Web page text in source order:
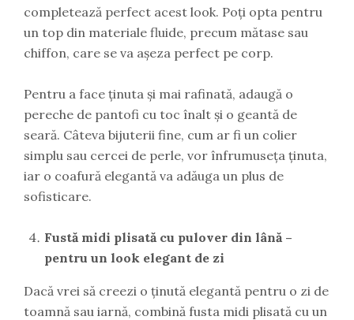
completează perfect acest look. Poți opta pentru
un top din materiale fluide, precum mătase sau
chiffon, care se va așeza perfect pe corp.
Pentru a face ținuta și mai rafinată, adaugă o
pereche de pantofi cu toc înalt și o geantă de
seară. Câteva bijuterii fine, cum ar fi un colier
simplu sau cercei de perle, vor înfrumuseța ținuta,
iar o coafură elegantă va adăuga un plus de
sofisticare.
Fustă midi plisată cu pulover din lână –
pentru un look elegant de zi
Dacă vrei să creezi o ținută elegantă pentru o zi de
toamnă sau iarnă, combină fusta midi plisată cu un